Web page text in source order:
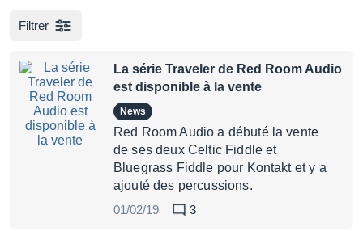
Filtrer
La série Traveler de Red Room Audio
est disponible à la vente
News
Red Room Audio a débuté la vente
de ses deux Celtic Fiddle et
Bluegrass Fiddle pour Kontakt et y a
ajouté des percussions.
01/02/19
3